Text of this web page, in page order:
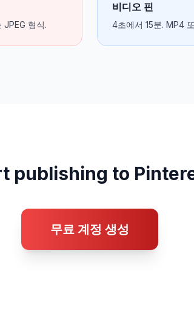
형식.
비디오 핀
4초에서 15분. MP4
publishing to
무료 계정 생성